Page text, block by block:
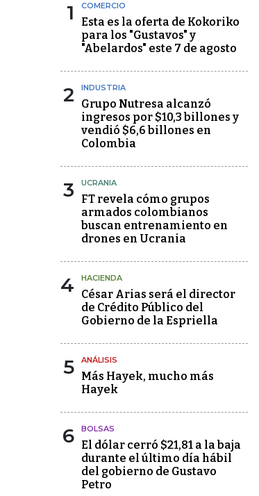
1 COMERCIO
Esta es la oferta de Kokoriko
para los "Gustavos" y
"Abelardos" este 7 de agosto
2 INDUSTRIA
Grupo Nutresa alcanzó
ingresos por $10,3 billones y
vendió $6,6 billones en
Colombia
3 UCRANIA
FT revela cómo grupos
armados colombianos
buscan entrenamiento en
drones en Ucrania
4 HACIENDA
César Arias será el director
de Crédito Público del
Gobierno de la Espriella
5 ANÁLISIS
Más Hayek, mucho más
Hayek
6 BOLSAS
El dólar cerró $21,81 a la baja
durante el último día hábil
del gobierno de Gustavo
Petro